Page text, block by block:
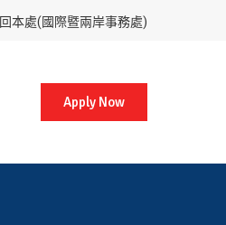
回本處(國際暨兩岸事務處)
Apply Now